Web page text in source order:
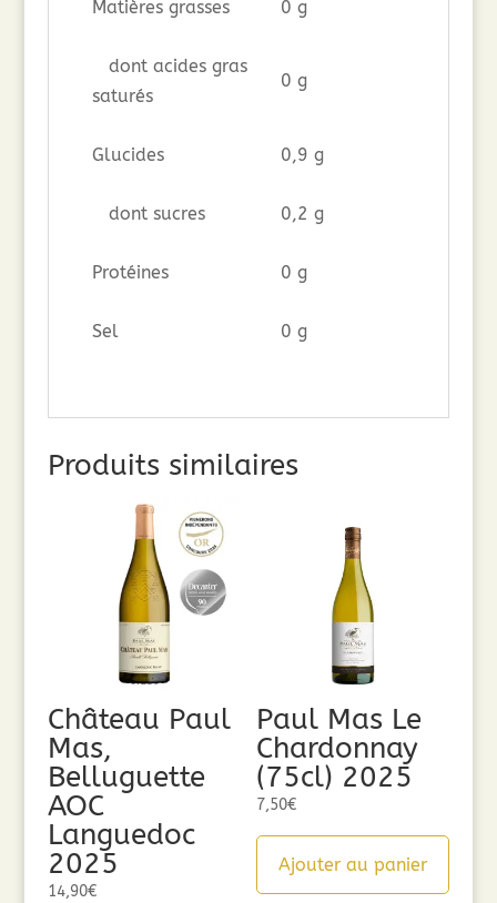
Matières grasses 0 g
dont acides gras
saturés
0 g
Glucides 0,9 g
dont sucres 0,2 g
Protéines 0 g
Sel 0 g
Produits similaires
Château Paul
Mas,
Belluguette
AOC
Languedoc
2025
14,90€
Paul Mas Le
Chardonnay
(75cl) 2025
7,50€
Ajouter au panier